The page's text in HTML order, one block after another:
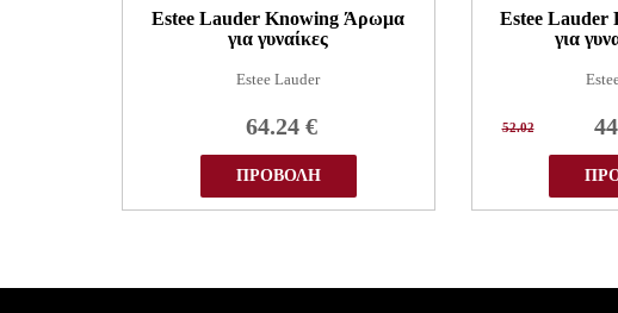
Estee Lauder Knowing Άρωμα
για γυναίκες
Estee Lauder
64.24 €
ΠΡΟΒΟΛΗ
Estee Lauder
για
52.02